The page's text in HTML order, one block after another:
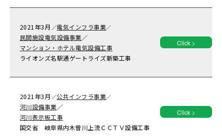
2021年3月 ／電気インフラ事業／
民間施設電気設備事業／
マンション・ホテル電気設備工事
ライオンズ名駅通ゲートライズ新築工事
Click >
2021年3月 ／公共インフラ事業／
河川設備事業／
河川表示板工事
国交省 岐阜県内木曽川上流ＣＣＴＶ設備工事
Click >